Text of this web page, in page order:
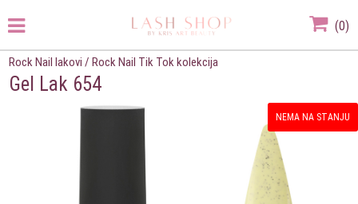
(0)
Rock Nail lakovi /Rock Nail Tik Tok kolekcija
Gel Lak 654
NEMA NA STANJU